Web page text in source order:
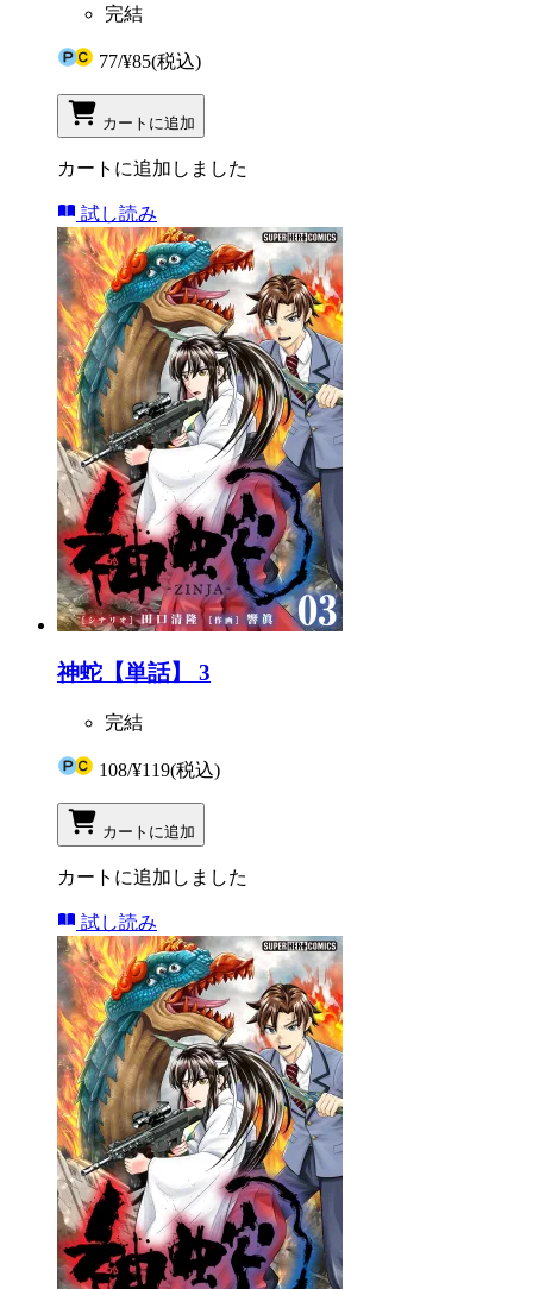
完結
77/¥85(税込)
カートに追加
カートに追加しました
試し読み
神蛇【単話】 3
完結
108/¥119(税込)
カートに追加
カートに追加しました
試し読み